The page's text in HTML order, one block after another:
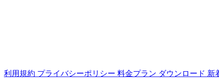
利用規約 プライバシーポリシー 料金プラン ダウンロード 新